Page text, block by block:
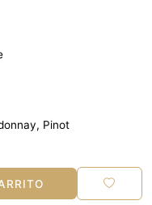
Pinot